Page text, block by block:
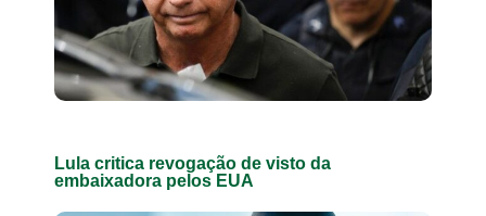
Lula critica revogação de visto da
embaixadora pelos EUA